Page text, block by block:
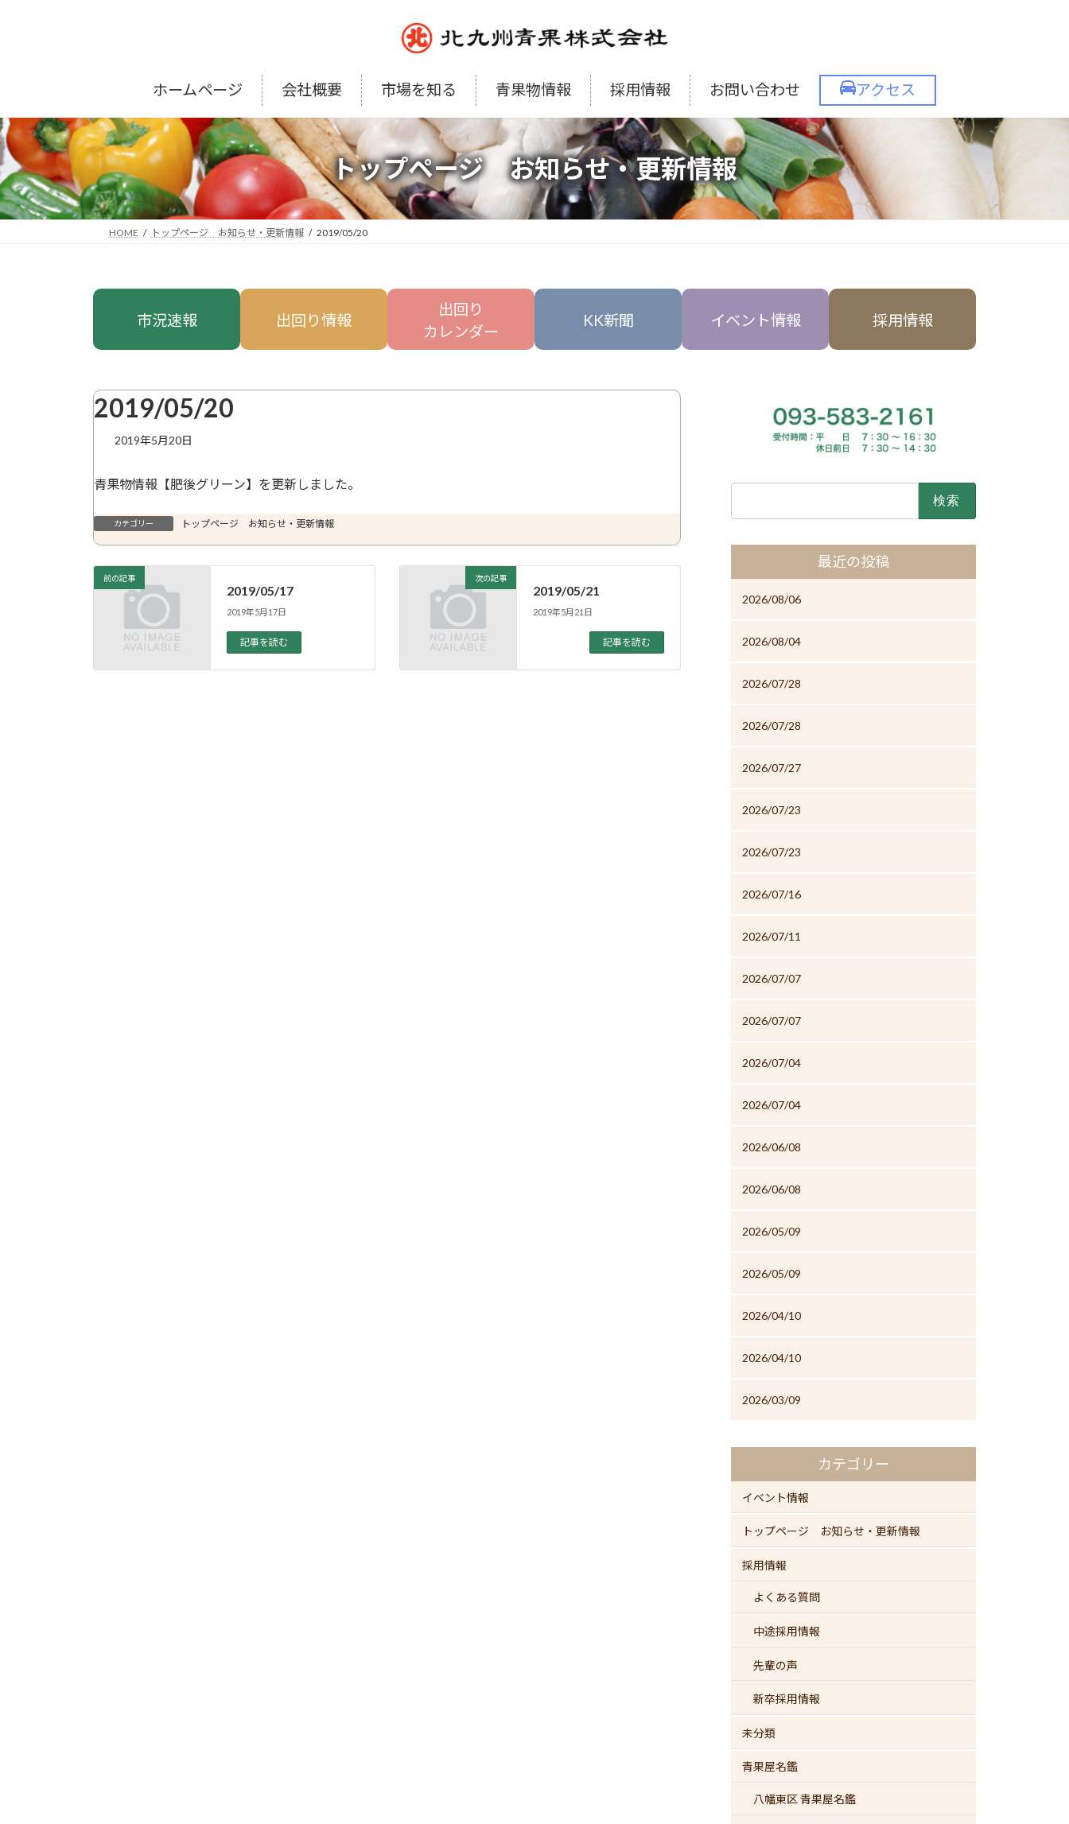
ス
キ
ッ
プ
ン
に
移
動
ホームページ 会社概要 市場を知る 青果物情報 採用情報 お問い合わせ アクセス
トップページ お知らせ・更新情報
HOME トップページ お知らせ・更新情報 2019/05/20
市況速報 出回り情報
出回り
カレンダー
KK新聞 イベント情報 採用情報
2019/05/20
2019年5月20日
青果物情報【肥後グリーン】を更新しました。
カテゴリー トップページ お知らせ・更新情報
前の記事
2019/05/17
2019年5月17日
記事を読む
次の記事
2019/05/21
2019年5月21日
記事を読む
最近の投稿
2026/08/06
2026/08/04
2026/07/28
2026/07/28
2026/07/27
2026/07/23
2026/07/23
2026/07/16
2026/07/11
2026/07/07
2026/07/07
2026/07/04
2026/07/04
2026/06/08
2026/06/08
2026/05/09
2026/05/09
2026/04/10
2026/04/10
2026/03/09
カテゴリー
イベント情報
トップページ お知らせ・更新情報
採用情報
よくある質問
中途採用情報
先輩の声
新卒採用情報
未分類
青果屋名鑑
八幡東区 青果屋名鑑